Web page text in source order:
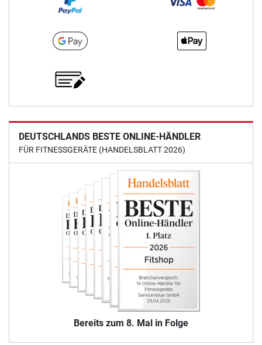
DEUTSCHLANDS BESTE ONLINE-HÄNDLER
FÜR FITNESSGERÄTE (HANDELSBLATT 2026)
Bereits zum 8. Mal in Folge